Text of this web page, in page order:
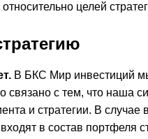
целей
В БКС Мир инвестиций
связано с тем, что наша
и стратегии. В
в состав портфеля